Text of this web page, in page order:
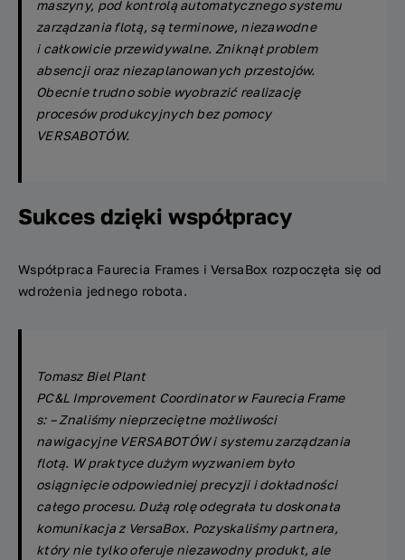
maszyny, pod kontrolą automatycznego systemu
zarządzania flotą, są terminowe, niezawodne
i całkowicie przewidywalne. Zniknął problem
absencji oraz niezaplanowanych przestojów.
Obecnie trudno sobie wyobrazić realizację
procesów produkcyjnych bez pomocy
VERSABOTÓW.
Sukces dzięki współpracy
Współpraca Faurecia Frames i VersaBox rozpoczęła się od
wdrożenia jednego robota.
Tomasz Biel Plant
PC&L Improvement CoordinatorwFaurecia Frame
s: –Znaliśmy nieprzeciętne możliwości
nawigacyjne VERSABOTÓW i systemu zarządzania
flotą. W praktyce dużym wyzwaniem było
osiągnięcie odpowiedniej precyzji i dokładności
całego procesu. Dużą rolę odegrała tu doskonała
komunikacja z VersaBox. Pozyskaliśmy partnera,
który nie tylko oferuje niezawodnyprodukt, ale